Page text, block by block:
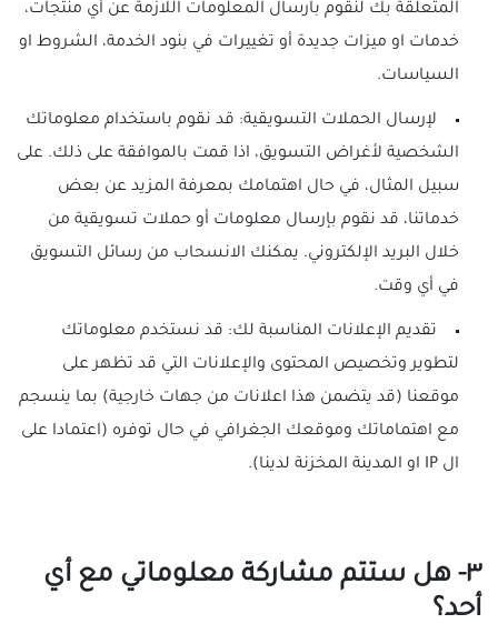
المتعلقة بك لنقوم بارسال المعلومات اللازمة عن أي منتجات،
خدمات او ميزات جديدة أو تغييرات في بنود الخدمة، الشروط او
السياسات.
لإرسال الحملات التسويقية: قد نقوم باستخدام معلوماتك
الشخصية لأغراض التسويق، اذا قمت بالموافقة على ذلك. على
سبيل المثال، في حال اهتمامك بمعرفة المزيد عن بعض
خدماتنا، قد نقوم بإرسال معلومات أو حملات تسويقية من
خلال البريد الإلكتروني. يمكنك الانسحاب من رسائل التسويق
في أي وقت.
تقديم الإعلانات المناسبة لك: قد نستخدم معلوماتك
لتطوير وتخصيص المحتوى والإعلانات التي قد تظهر على
موقعنا (قد يتضمن هذا اعلانات من جهات خارجية) بما ينسجم
مع اهتماماتك وموقعك الجغرافي في حال توفره (اعتمادا على
ال IP او المدينة المخزنة لدينا).
٣- هل ستتم مشاركة معلوماتي مع أي
أحد؟